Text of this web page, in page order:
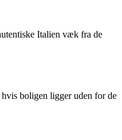
Italien væk fra de
boligen ligger uden for de